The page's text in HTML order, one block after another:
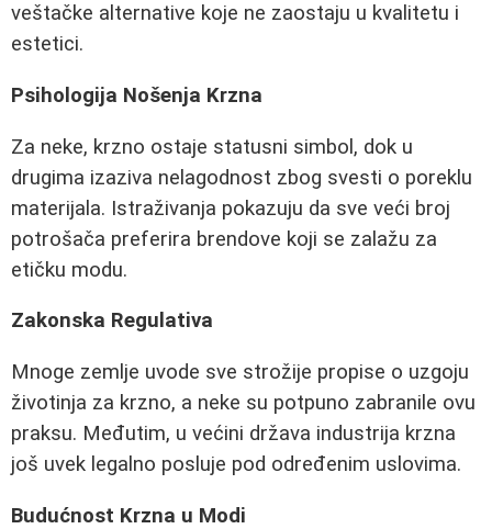
veštačke alternative koje ne zaostaju u kvalitetu i
estetici.
Psihologija Nošenja Krzna
Za neke, krzno ostaje statusni simbol, dok u
drugima izaziva nelagodnost zbog svesti o poreklu
materijala. Istraživanja pokazuju da sve veći broj
potrošača preferira brendove koji se zalažu za
etičku modu.
Zakonska Regulativa
Mnoge zemlje uvode sve strožije propise o uzgoju
životinja za krzno, a neke su potpuno zabranile ovu
praksu. Međutim, u većini država industrija krzna
još uvek legalno posluje pod određenim uslovima.
Budućnost Krzna u Modi